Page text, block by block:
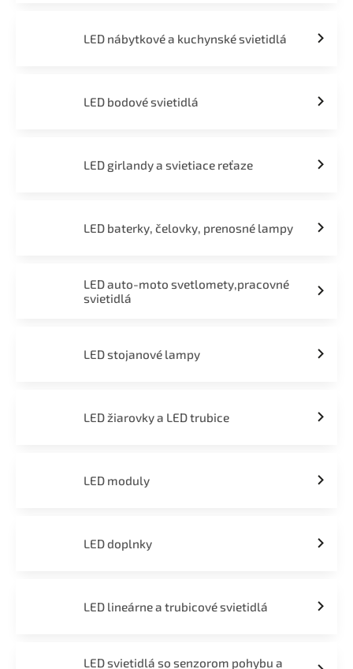
LED nábytkové a kuchynské svietidlá
LED bodové svietidlá
LED girlandy a svietiace reťaze
LED baterky, čelovky, prenosné lampy
LED auto-moto svetlomety,pracovné
svietidlá
LED stojanové lampy
LED žiarovky a LED trubice
LED moduly
LED doplnky
LED lineárne a trubicové svietidlá
LED svietidlá so senzorom pohybu a